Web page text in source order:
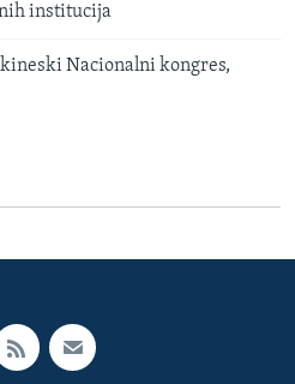
institucija
Nacionalni kongres,